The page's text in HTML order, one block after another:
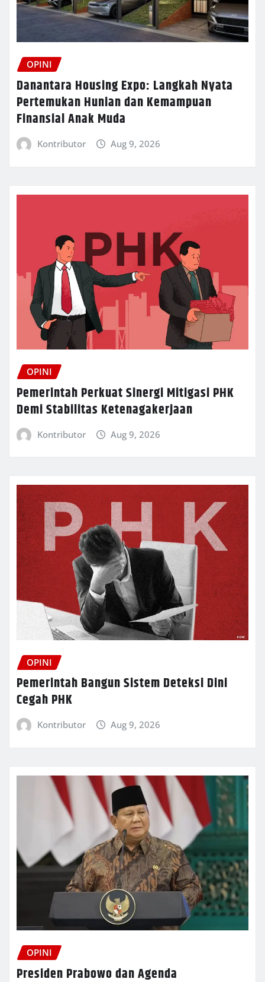
OPINI
Danantara Housing Expo: Langkah Nyata
Pertemukan Hunian dan Kemampuan
Finansial Anak Muda
Kontributor Aug 9, 2026
OPINI
Pemerintah Perkuat Sinergi Mitigasi PHK
Demi Stabilitas Ketenagakerjaan
Kontributor Aug 9, 2026
OPINI
Pemerintah Bangun Sistem Deteksi Dini
Cegah PHK
Kontributor Aug 9, 2026
OPINI
Presiden Prabowo dan Agenda